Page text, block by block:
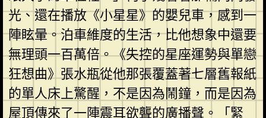
光、還在播放《小星星》的嬰兒車，感到一
陣眩暈。泊車維度的生活，比他想象中還要
無理頭一百萬倍。《失控的星座運勢與單戀
狂想曲》張水瓶從他那張覆蓋著七層舊報紙
的單人床上驚醒，不是因為鬧鐘，而是因為
屋頂傳來了一陣震耳欲聾的廣播聲。「緊